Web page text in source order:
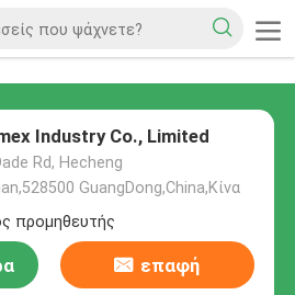
Industry Co., Limited
Rd, Hecheng
GuangDong,China,Κίνα
προμηθευτής
επαφή